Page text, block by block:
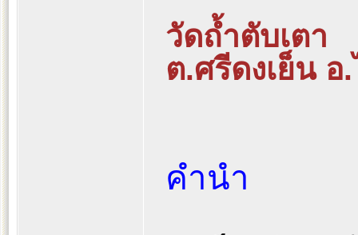
วัดถ้ำตับเตา
ต.ศรีดงเย็น อ
คำนำ